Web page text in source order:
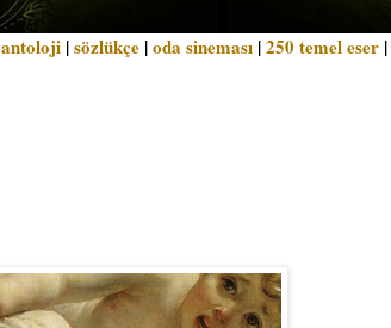
antoloji |sözlükçe |oda sineması |250 temel eser |